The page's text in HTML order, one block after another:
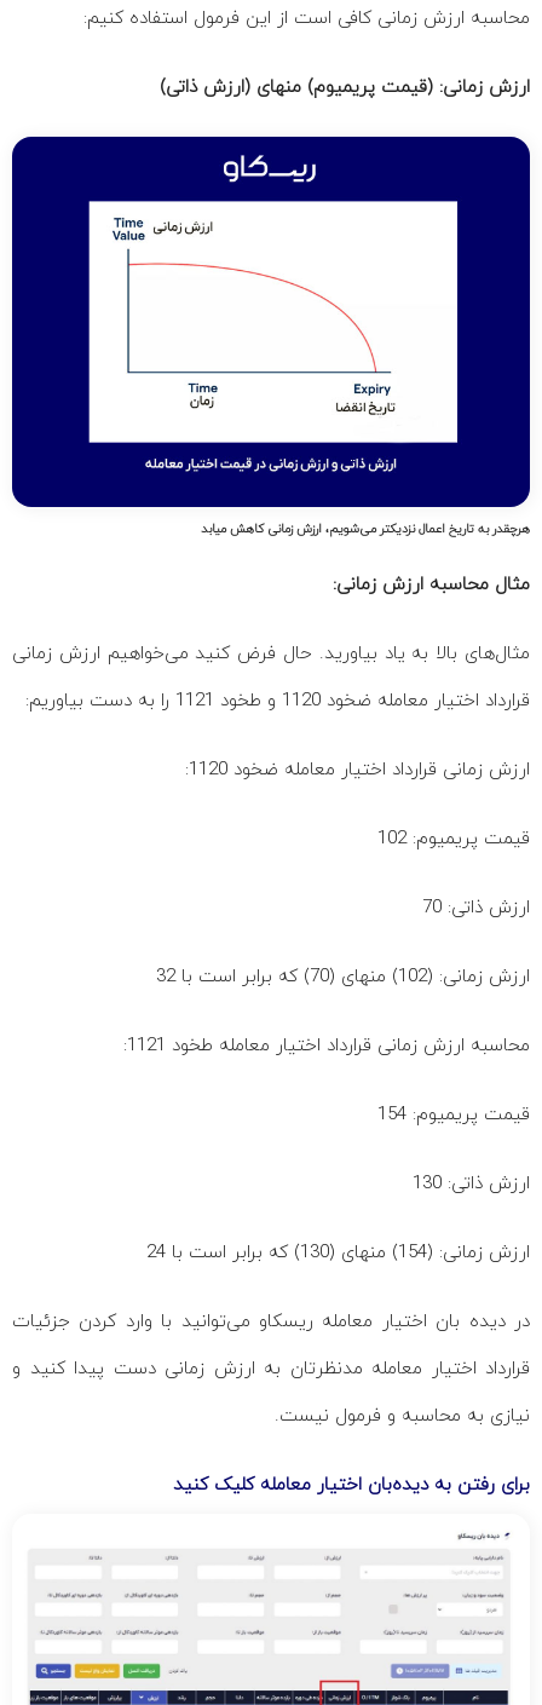
محاسبه ارزش زمانی کافی است از این فرمول استفاده کنیم:
ارزش زمانی: (قیمت پریمیوم) منهای (ارزش ذاتی)
هرچقدر به تاریخ اعمال نزدیکتر می‌شویم، ارزش زمانی کاهش میابد
مثال محاسبه ارزش زمانی:
مثال‌های بالا به یاد بیاورید. حال فرض کنید می‌خواهیم ارزش زمانی
قرارداد اختیار معامله ضخود 1120 و طخود 1121 را به دست بیاوریم:
ارزش زمانی قرارداد اختیار معامله ضخود 1120:
قیمت پریمیوم: 102
ارزش ذاتی: 70
ارزش زمانی: (102) منهای (70) که برابر است با 32
محاسبه ارزش زمانی قرارداد اختیار معامله طخود 1121:
قیمت پریمیوم: 154
ارزش ذاتی: 130
ارزش زمانی: (154) منهای (130) که برابر است با 24
در دیده بان اختیار معامله ریسکاو می‌توانید با وارد کردن جزئیات
قرارداد اختیار معامله مدنظرتان به ارزش زمانی دست پیدا کنید و
نیازی به محاسبه و فرمول نیست.
برای رفتن به دیده‌بان اختیار معامله کلیک کنید